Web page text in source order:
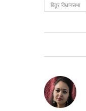
बिठूर विधानसभा